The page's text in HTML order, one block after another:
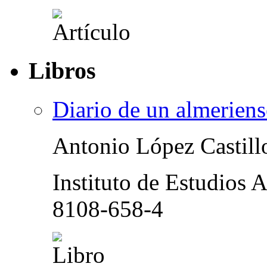
Libros
Diario de un
Antonio López
Instituto de Estudios
8108-658-4